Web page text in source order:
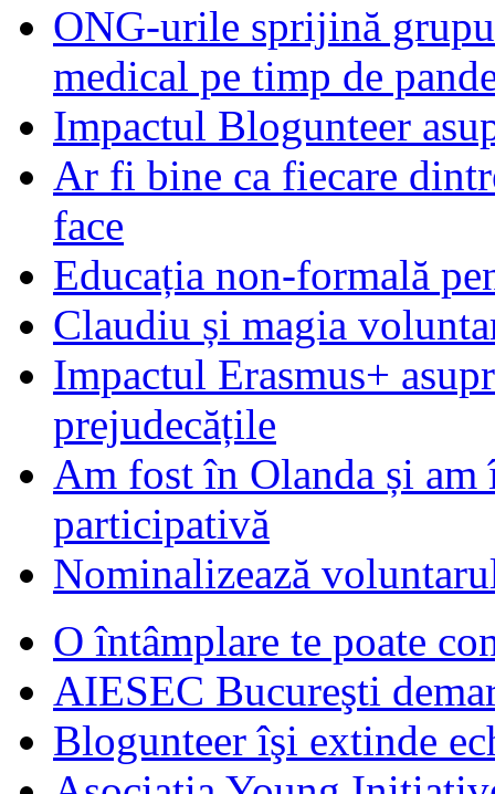
ONG-urile sprijină
medical pe timp de
Impactul Blogunteer
Ar fi bine ca fiecare
face
Educația non-formală
Claudiu și magia
Impactul Erasmus+
prejudecățile
Am fost în Olanda și am
participativă
Nominalizează
O întâmplare te poate
AIESEC Bucureşti
Blogunteer îşi extinde